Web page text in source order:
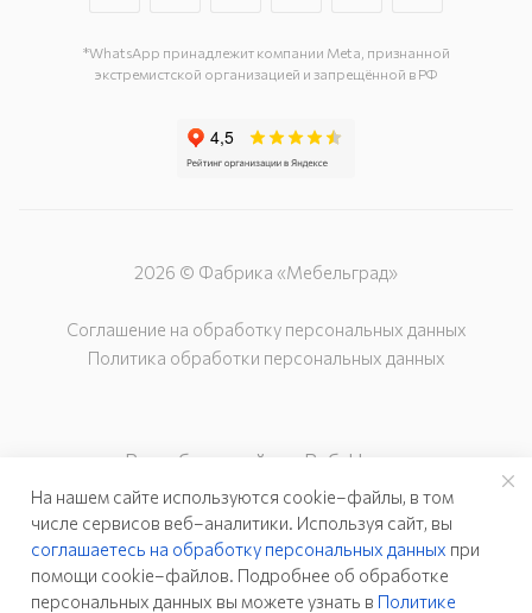
*WhatsApp принадлежит компании Meta, признанной
экстремистской организацией и запрещённой в РФ
2026 © Фабрика «Мебельград»
Соглашение на обработку персональных данных
Политика обработки персональных данных
Разработка сайта – Веб-Центр
На нашем сайте используются cookie–файлы, в том
числе сервисов веб–аналитики. Используя сайт, вы
соглашаетесь на обработку персональных данных при
помощи cookie–файлов. Подробнее об обработке
персональных данных вы можете узнать в Политике